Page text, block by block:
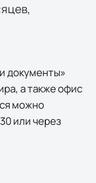
документы»
а также офис
можно
или через